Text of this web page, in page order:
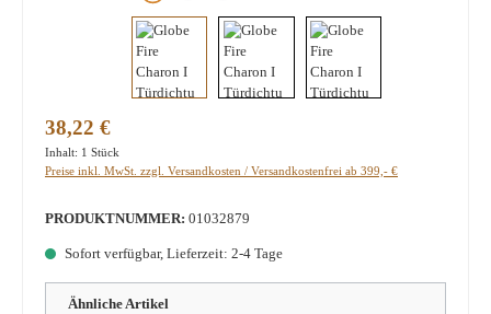
Regulärer Preis:
38,22 €
Inhalt: 1 Stück
Preise inkl. MwSt. zzgl. Versandkosten / Versandkostenfrei ab 399,- €
PRODUKTNUMMER: 01032879
Sofort verfügbar, Lieferzeit: 2-4 Tage
Ähnliche Artikel